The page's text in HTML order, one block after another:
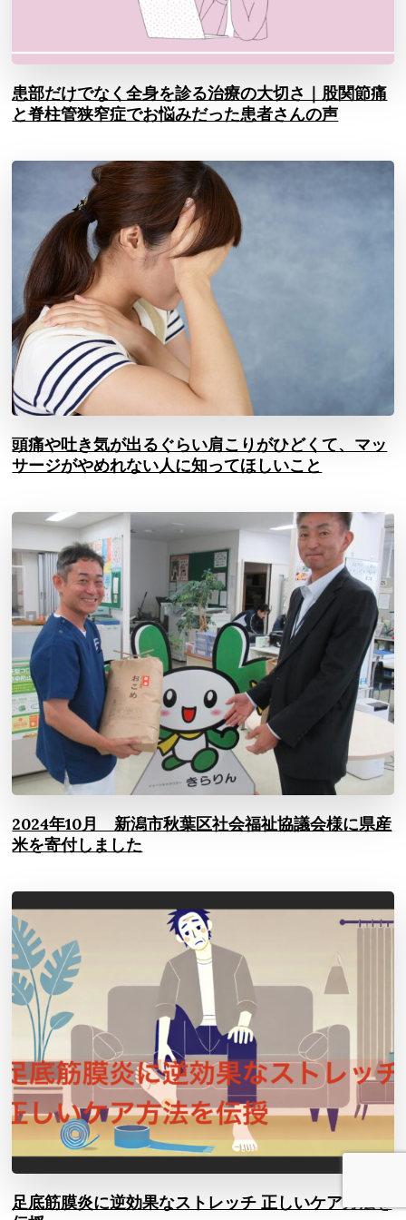
患部だけでなく全身を診る治療の大切さ｜股関節痛
と脊柱管狭窄症でお悩みだった患者さんの声
頭痛や吐き気が出るぐらい肩こりがひどくて、マッ
サージがやめれない人に知ってほしいこと
2024年10月 新潟市秋葉区社会福祉協議会様に県産
米を寄付しました
足底筋膜炎に逆効果なストレッチ 正しいケア方法を